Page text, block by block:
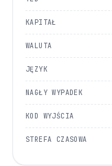
KAPITAŁ
WALUTA
JĘZYK
NAGŁY WYPADEK
KOD WYJŚCIA
STREFA CZASOWA